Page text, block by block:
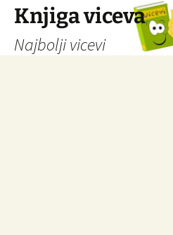
Knjiga viceva
Najbolji vicevi